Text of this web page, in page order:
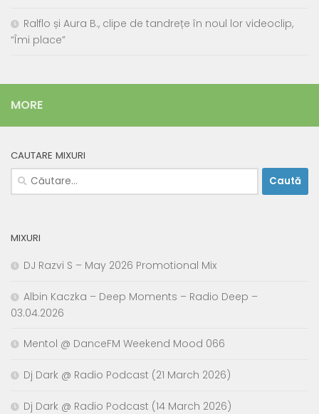
Ralflo și Aura B., clipe de tandrețe în noul lor videoclip,
“Îmi place”
MORE
CAUTARE MIXURI
Caută
după:
MIXURI
DJ Razvi S – May 2026 Promotional Mix
Albin Kaczka – Deep Moments – Radio Deep –
03.04.2026
Mentol @ DanceFM Weekend Mood 066
Dj Dark @ Radio Podcast (21 March 2026)
Dj Dark @ Radio Podcast (14 March 2026)